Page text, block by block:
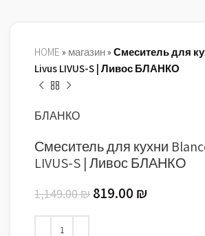
HOME » магазин» Смеситель для
Livus LIVUS-S | Ливос БЛАНКО
БЛАНКО
Смеситель для кухни
LIVUS-S | Ливос БЛАНКО
1,149.00₪ 819.00 ₪